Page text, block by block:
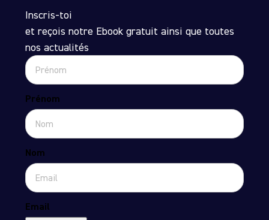
Inscris-toi
et reçois notre Ebook gratuit ainsi que toutes
nos actualités
Prénom
Nom
Email